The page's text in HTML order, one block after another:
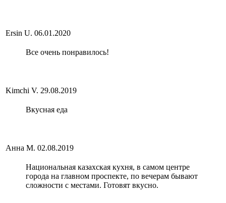
Ersin U. 06.01.2020
Все очень понравилось!
Kimchi V. 29.08.2019
Вкусная еда
Анна М. 02.08.2019
Национальная казахская кухня, в самом центре
города на главном проспекте, по вечерам бывают
сложности с местами. Готовят вкусно.